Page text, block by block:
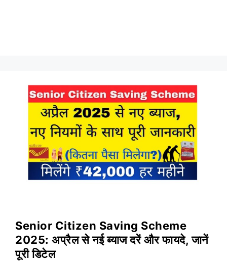
Senior Citizen Saving Scheme
2025: अप्रैल से नई ब्याज दरें और फायदे, जानें
पूरी डिटेल